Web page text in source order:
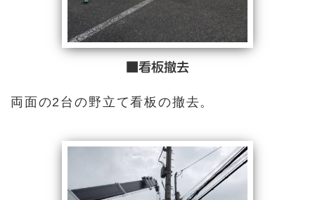
■看板撤去
両面の2台の野立て看板の撤去。